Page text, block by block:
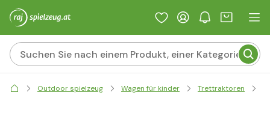
Outdoor spielzeug Wagen für kinder Trettraktoren